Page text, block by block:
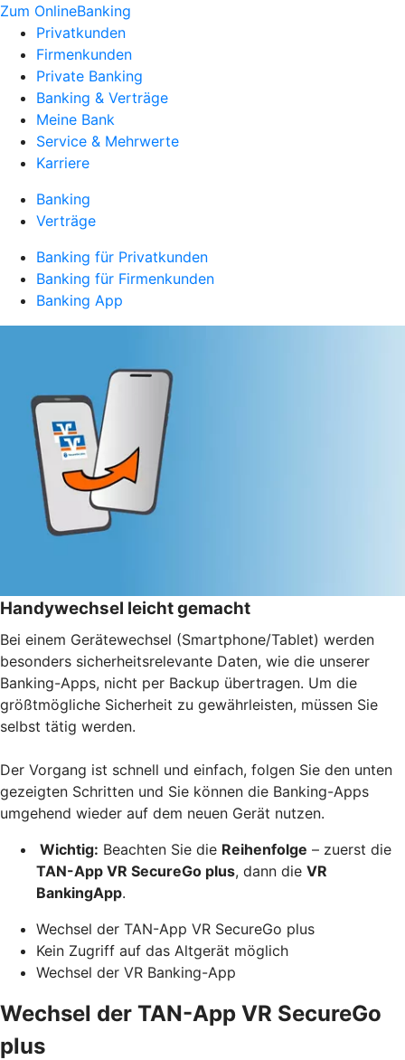
Zum OnlineBanking
Privatkunden
Firmenkunden
Private Banking
Banking & Verträge
Meine Bank
Service & Mehrwerte
Karriere
Banking
Verträge
Banking für Privatkunden
Banking für Firmenkunden
Banking App
Handywechsel leicht gemacht
Bei einem Gerätewechsel (Smartphone/Tablet) werden
besonders sicherheitsrelevante Daten, wie die unserer
Banking-Apps, nicht per Backup übertragen. Um die
größtmögliche Sicherheit zu gewährleisten, müssen Sie
selbst tätig werden.
Der Vorgang ist schnell und einfach, folgen Sie den unten
gezeigten Schritten und Sie können die Banking-Apps
umgehend wieder auf dem neuen Gerät nutzen.
Wichtig: Beachten Sie die Reihenfolge – zuerst die
TAN-App VR SecureGo plus, dann die VR
BankingApp.
Wechsel der TAN-App VR SecureGo plus
Kein Zugriff auf das Altgerät möglich
Wechsel der VR Banking-App
Wechsel der TAN-App VR SecureGo
plus